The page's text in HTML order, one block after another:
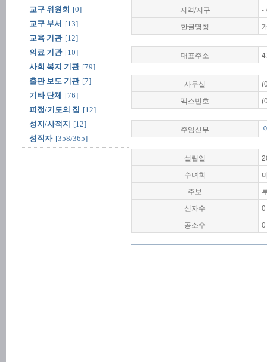
교구 위원회 [0]
교구 부서 [13]
교육 기관 [12]
의료 기관 [10]
사회 복지 기관 [79]
출판 보도 기관 [7]
기타 단체
[76]
피정/기도의 집 [12]
성지/사적지
[12]
성직자 [358/365]
지역/지구
-
한글명칭
대표주소
사무실
팩스번호
주임신부
설립일
수녀회
주보
신자수
0
공소수
0